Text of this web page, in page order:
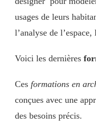
usages de leurs
l’analyse de
Voici les dernières
Ces formations en
conçues avec une
des besoins précis.